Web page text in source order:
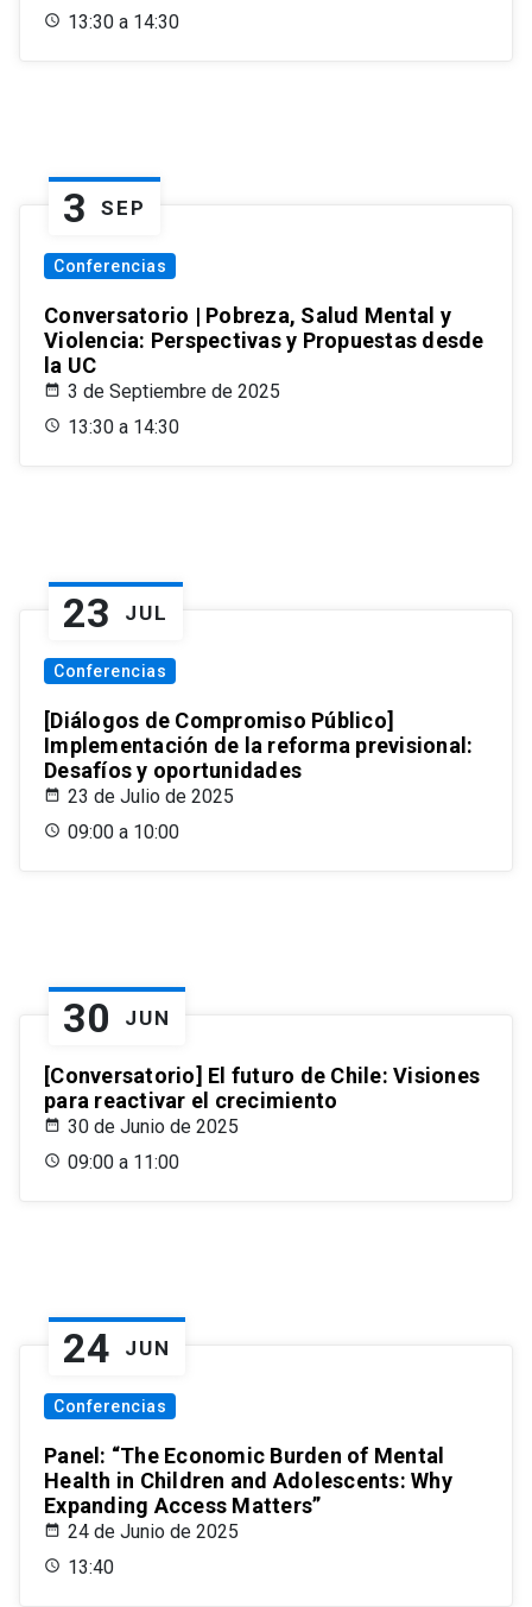
13:30 a 14:30
3 SEP
Conferencias
Conversatorio | Pobreza, Salud Mental y
Violencia: Perspectivas y Propuestas desde
la UC
3 de Septiembre de 2025
13:30 a 14:30
23 JUL
Conferencias
[Diálogos de Compromiso Público]
Implementación de la reforma previsional:
Desafíos y oportunidades
23 de Julio de 2025
09:00 a 10:00
30 JUN
[Conversatorio] El futuro de Chile: Visiones
para reactivar el crecimiento
30 de Junio de 2025
09:00 a 11:00
24 JUN
Conferencias
Panel: “The Economic Burden of Mental
Health in Children and Adolescents: Why
Expanding Access Matters”
24 de Junio de 2025
13:40